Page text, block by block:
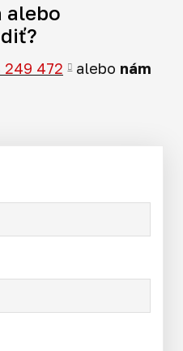
alebo
249 472 alebo nám